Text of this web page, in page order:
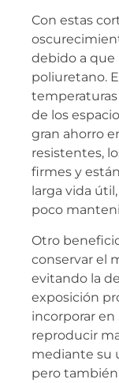
Con estas
debido a que
poliuretano.
temperaturas
de los
gran ahorro
resistentes,
firmes y
larga vida
poco
Otro
conservar el
evitando la
exposición
incorporar en
reproducir
mediante su
pero también